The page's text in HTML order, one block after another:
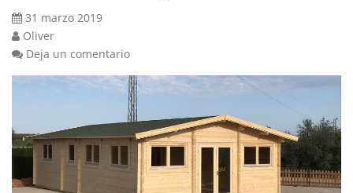
31 marzo 2019
Oliver
Deja un comentario